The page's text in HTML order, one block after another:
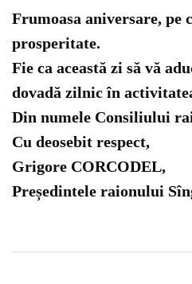
Frumoasa aniversare, pe
prosperitate.
Fie ca această zi să vă
dovadă zilnic în
Din numele Consiliului
Cu deosebit respect,
Grigore CORCODEL,
Președintele raionului